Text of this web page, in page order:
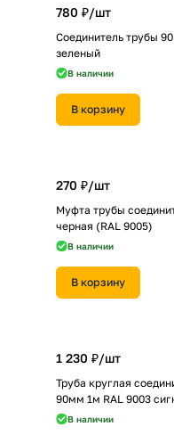
780 ₽/шт
Соединитель трубы
зеленый
В наличии
В корзину
270 ₽/шт
Муфта трубы
черная (RAL 9005)
В наличии
В корзину
1 230 ₽/шт
Труба круглая
90мм 1м RAL 9003
В наличии